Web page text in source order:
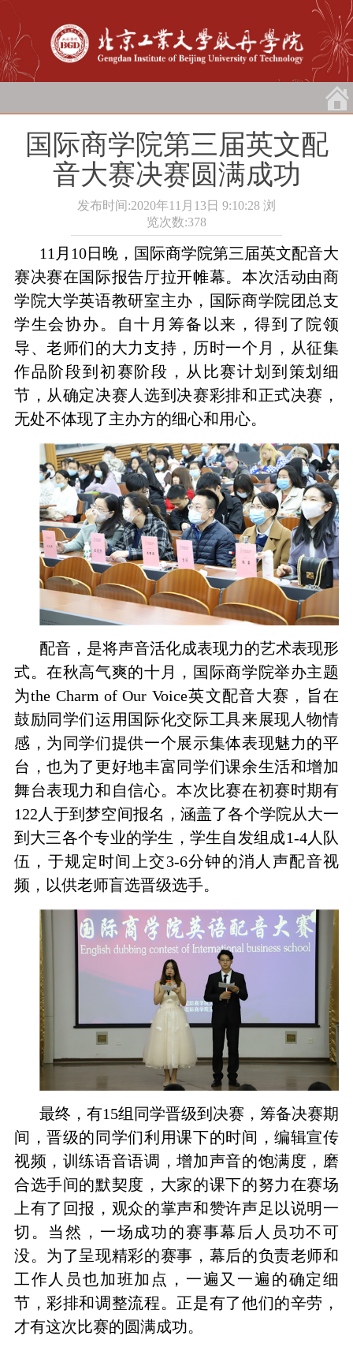
国际商学院第三届英文配
音大赛决赛圆满成功
发布时间:2020年11月13日 9:10:28 浏
览次数:378
11 月 10日晚，国际商学院第三届英文配音大
赛决赛在国际报告厅拉开帷幕。本次活动由商
学院大学英语教研室主办，国际商学院团总支
学生会协办。自十月筹备以来，得到了院领
导、老师们的大力支持，历时一个月，从征集
作品阶段到初赛阶段，从比赛计划到策划细
节，从确定决赛人选到决赛彩排和正式决赛，
无处不体现了主办方的细心和用心。
配音，是将声音活化成表现力的艺术表现形
式。在秋高气爽的十月，国际商学院举办主题
为the Charm of Our Voice英文配音大赛，旨在
鼓励同学们运用国际化交际工具来展现人物情
感，为同学们提供一个展示集体表现魅力的平
台，也为了更好地丰富同学们课余生活和增加
舞台表现力和自信心。本次比赛在初赛时期有
122 人于到梦空间报名，涵盖了各个学院从大一
到大三各个专业的学生，学生自发组成1-4人队
伍，于规定时间上交3-6分钟的消人声配音视
频，以供老师盲选晋级选手。
最终，有15组同学晋级到决赛，筹备决赛期
间，晋级的同学们利用课下的时间，编辑宣传
视频，训练语音语调，增加声音的饱满度，磨
合选手间的默契度，大家的课下的努力在赛场
上有了回报，观众的掌声和赞许声足以说明一
切。当然，一场成功的赛事幕后人员功不可
没。为了呈现精彩的赛事，幕后的负责老师和
工作人员也加班加点，一遍又一遍的确定细
节，彩排和调整流程。正是有了他们的辛劳，
才有这次比赛的圆满成功。